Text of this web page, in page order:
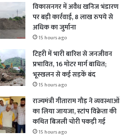
विकासनगर में अवैध खनिज भंडारण
पर बड़ी कार्रवाई, 8 लाख रुपये से
अधिक का जुर्माना
15 hours ago
टिहरी में भारी बारिश से जनजीवन
प्रभावित, 16 मोटर मार्ग बाधित;
भूस्खलन से कई सड़कें बंद
15 hours ago
राज्यमंत्री गीताराम गौड़ ने व्यवस्थाओं
का लिया जायजा, स्टांप विक्रेता की
कथित बिजली चोरी पकड़ी गई
15 hours ago